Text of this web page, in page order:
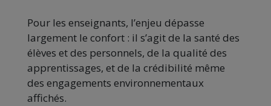
Pour les enseignants, l’enjeu dépasse
largement le confort : il s’agit de la santé des
élèves et des personnels, de la qualité des
apprentissages, et de la crédibilité même
des engagements environnementaux
affichés.